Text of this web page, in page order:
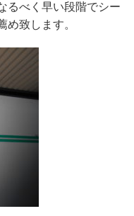
るべく早い段階でシー
め致します。